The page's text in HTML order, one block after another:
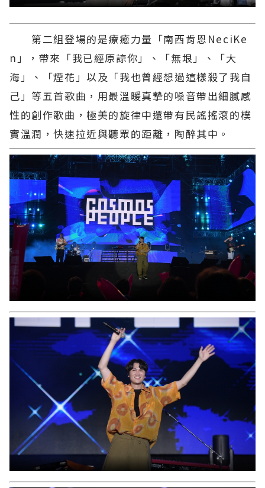
第二組登場的是療癒力量「南西肯恩NeciKe
n」，帶來「我已經原諒你」、「無垠」、「大
海」、「煙花」以及「我也曾經想過這樣殺了我自
己」等五首歌曲，用最溫暖真摯的嗓音帶出細膩感
性的創作歌曲，極美的旋律中還帶有民謠搖滾的樸
實溫潤，快速拉近與聽眾的距離，陶醉其中。